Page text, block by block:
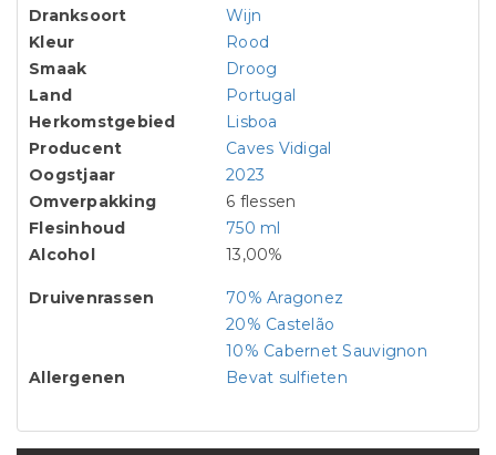
Dranksoort
Wijn
Kleur
Rood
Smaak
Droog
Land
Portugal
Herkomstgebied
Lisboa
Producent
Caves Vidigal
Oogstjaar
2023
Omverpakking
6 flessen
Flesinhoud
750 ml
Alcohol
13,00%
Druivenrassen
70% Aragonez
20% Castelão
10% Cabernet Sauvignon
Allergenen
Bevat sulfieten